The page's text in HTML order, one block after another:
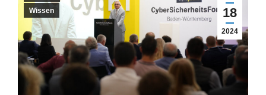
18
2024
Wissen